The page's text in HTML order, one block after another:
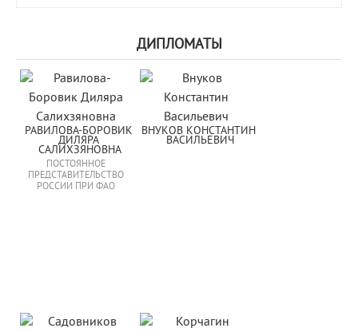
ДИПЛОМАТЫ
РАВИЛОВА-БОРОВИК
ДИЛЯРА
САЛИХЗЯНОВНА
ПОСТОЯННОЕ
ПРЕДСТАВИТЕЛЬСТВО
РОССИИ ПРИ ФАО
ВНУКОВ КОНСТАНТИН
ВАСИЛЬЕВИЧ